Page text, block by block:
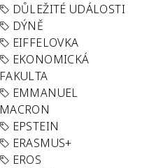
DŮLEŽITÉ UDÁLOSTI
DÝNĚ
EIFFELOVKA
EKONOMICKÁ
FAKULTA
EMMANUEL
MACRON
EPSTEIN
ERASMUS+
EROS